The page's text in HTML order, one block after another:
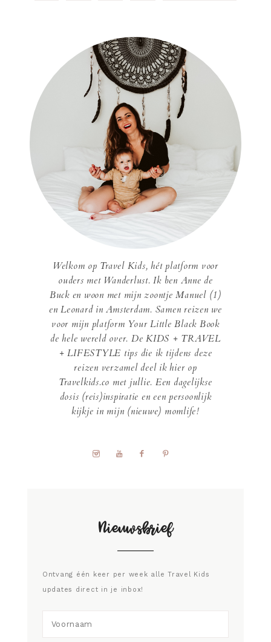
Welkom op Travel Kids, hét platform voor
ouders met Wanderlust. Ik ben Anne de
Buck en woon met mijn zoontje Manuel (1)
en Leonard in Amsterdam. Samen reizen we
voor mijn platform Your Little Black Book
de hele wereld over. De KIDS + TRAVEL
+ LIFESTYLE tips die ik tijdens deze
reizen verzamel deel ik hier op
Travelkids.co met jullie. Een dagelijkse
dosis (reis)inspiratie en een persoonlijk
kijkje in mijn (nieuwe) momlife!
Nieuwsbrief
Ontvang één keer per week alle Travel Kids
updates direct in je inbox!